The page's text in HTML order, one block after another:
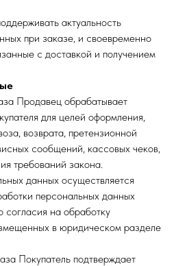
актуальность
при заказе, и своевременно
с доставкой и получением
Продавец обрабатывает
для целей оформления,
возврата, претензионной
сообщений, кассовых чеков,
требований закона.
данных осуществляется
персональных данных
на обработку
в юридическом разделе
Покупатель подтверждает